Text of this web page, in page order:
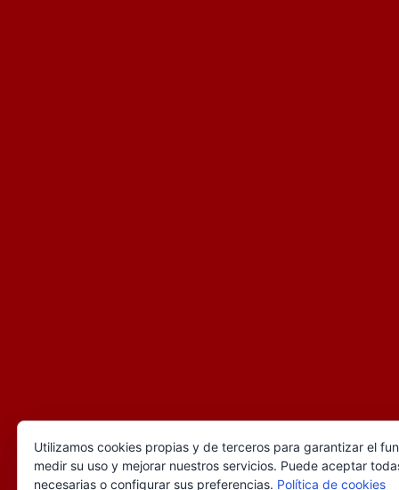
Utilizamos cookies propias y de terceros para garantizar el
medir su uso y mejorar nuestros servicios. Puede aceptar
necesarias o configurar sus preferencias. Política de cookies